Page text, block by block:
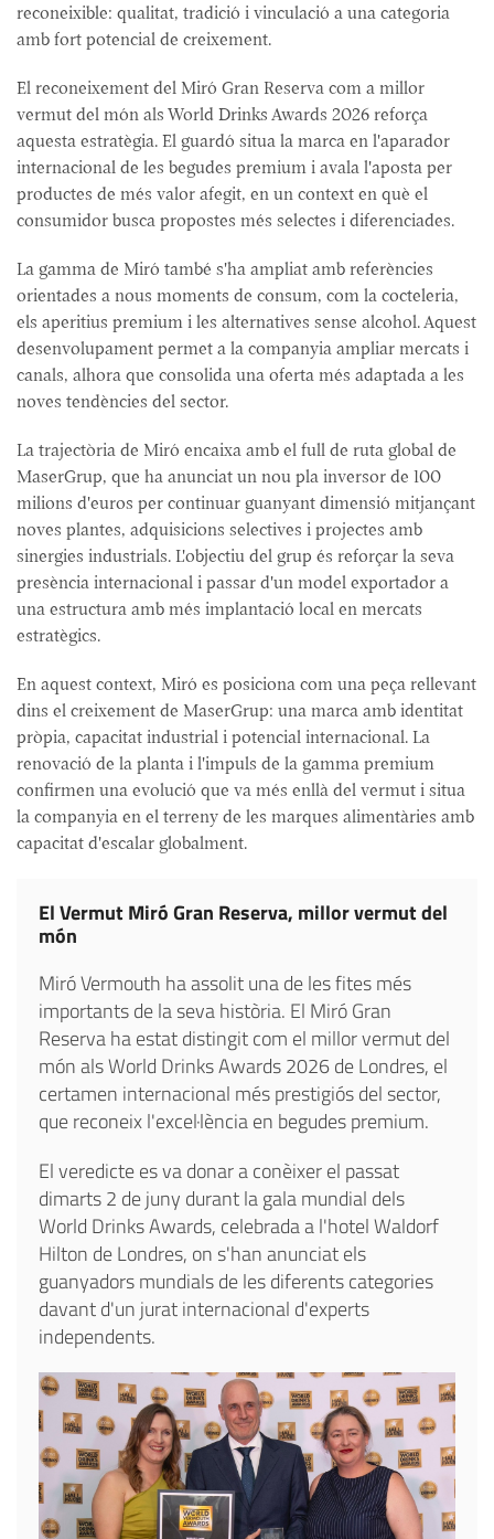
reconeixible: qualitat, tradició i vinculació a una categoria
amb fort potencial de creixement.
El reconeixement del Miró Gran Reserva com a millor
vermut del món als World Drinks Awards 2026 reforça
aquesta estratègia. El guardó situa la marca en l'aparador
internacional de les begudes premium i avala l'aposta per
productes de més valor afegit, en un context en què el
consumidor busca propostes més selectes i diferenciades.
La gamma de Miró també s'ha ampliat amb referències
orientades a nous moments de consum, com la cocteleria,
els aperitius premium i les alternatives sense alcohol. Aquest
desenvolupament permet a la companyia ampliar mercats i
canals, alhora que consolida una oferta més adaptada a les
noves tendències del sector.
La trajectòria de Miró encaixa amb el full de ruta global de
MaserGrup, que ha anunciat un nou pla inversor de 100
milions d'euros per continuar guanyant dimensió mitjançant
noves plantes, adquisicions selectives i projectes amb
sinergies industrials. L'objectiu del grup és reforçar la seva
presència internacional i passar d'un model exportador a
una estructura amb més implantació local en mercats
estratègics.
En aquest context, Miró es posiciona com una peça rellevant
dins el creixement de MaserGrup: una marca amb identitat
pròpia, capacitat industrial i potencial internacional. La
renovació de la planta i l'impuls de la gamma premium
confirmen una evolució que va més enllà del vermut i situa
la companyia en el terreny de les marques alimentàries amb
capacitat d'escalar globalment.
El Vermut Miró Gran Reserva, millor vermut del
món
Miró Vermouth ha assolit una de les fites més
importants de la seva història. El Miró Gran
Reserva ha estat distingit com el millor vermut del
món als World Drinks Awards 2026 de Londres, el
certamen internacional més prestigiós del sector,
que reconeix l'excel·lència en begudes premium.
El veredicte es va donar a conèixer el passat
dimarts 2 de juny durant la gala mundial dels
World Drinks Awards, celebrada a l'hotel Waldorf
Hilton de Londres, on s'han anunciat els
guanyadors mundials de les diferents categories
davant d'un jurat internacional d'experts
independents.